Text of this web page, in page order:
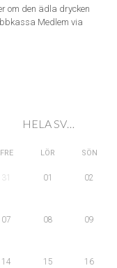
om den ädla drycken
Medlem via
HELA SVERIGE
FRE LÖR SÖN
31 01 02
07 08 09
14 15 16